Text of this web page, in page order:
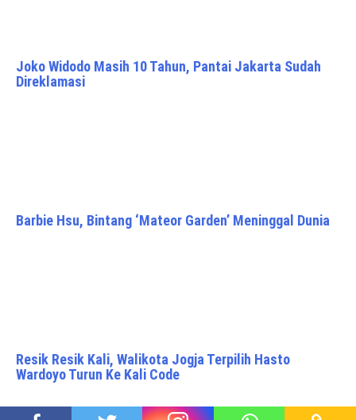
Joko Widodo Masih 10 Tahun, Pantai Jakarta Sudah
Direklamasi
Barbie Hsu, Bintang ‘Mateor Garden’ Meninggal Dunia
Resik Resik Kali, Walikota Jogja Terpilih Hasto
Wardoyo Turun Ke Kali Code